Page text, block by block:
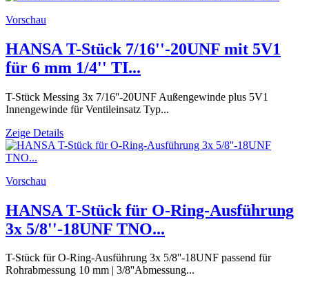
Vorschau
HANSA T-Stück 7/16''-20UNF mit 5V1
für 6 mm 1/4'' TI...
T-Stück Messing 3x 7/16''-20UNF Außengewinde plus 5V1
Innengewinde für Ventileinsatz Typ...
Zeige Details
Vorschau
HANSA T-Stück für O-Ring-Ausführung
3x 5/8''-18UNF TNO...
T-Stück für O-Ring-Ausführung 3x 5/8''-18UNF passend für
Rohrabmessung 10 mm | 3/8''Abmessung...